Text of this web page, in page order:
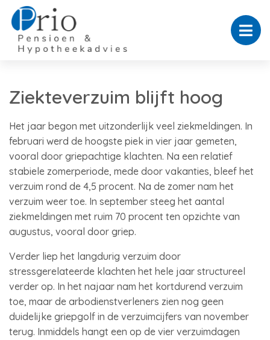
Ziekteverzuim blijft hoog
Het jaar begon met uitzonderlijk veel ziekmeldingen. In
februari werd de hoogste piek in vier jaar gemeten,
vooral door griepachtige klachten. Na een relatief
stabiele zomerperiode, mede door vakanties, bleef het
verzuim rond de 4,5 procent. Na de zomer nam het
verzuim weer toe. In september steeg het aantal
ziekmeldingen met ruim 70 procent ten opzichte van
augustus, vooral door griep.
Verder liep het langdurig verzuim door
stressgerelateerde klachten het hele jaar structureel
verder op. In het najaar nam het kortdurend verzuim
toe, maar de arbodienstverleners zien nog geen
duidelijke griepgolf in de verzuimcijfers van november
terug. Inmiddels hangt een op de vier verzuimdagen